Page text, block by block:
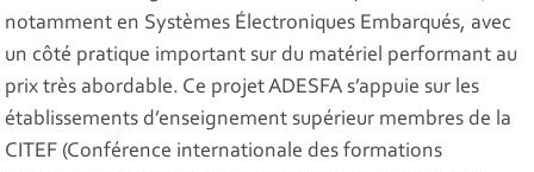
notamment en Systèmes Électroniques Embarqués, avec
un côté pratique important sur du matériel performant au
prix très abordable. Ce projet ADESFA s’appuie sur les
établissements d’enseignement supérieur membres de la
CITEF (Conférence internationale des formations